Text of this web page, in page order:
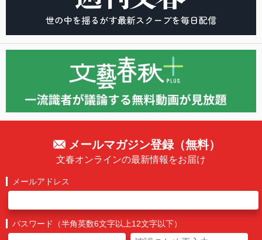
メールマガジン登録（無料）
文春オンラインの最新情報をお届け
メールアドレス
パスワード（半角英数6文字以上12文字以下）